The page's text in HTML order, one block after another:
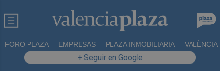
FORO PLAZA EMPRESAS PLAZA INMOBILIARIA VALÈNCIA
+ Seguir en Google